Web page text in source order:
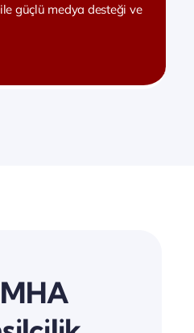
güçlü medya desteği ve